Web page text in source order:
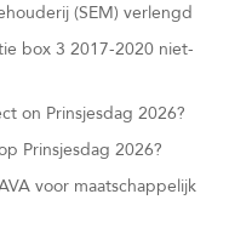
(SEM) verlengd
box 3 2017-2020 niet-
on Prinsjesdag 2026?
Prinsjesdag 2026?
voor maatschappelijk